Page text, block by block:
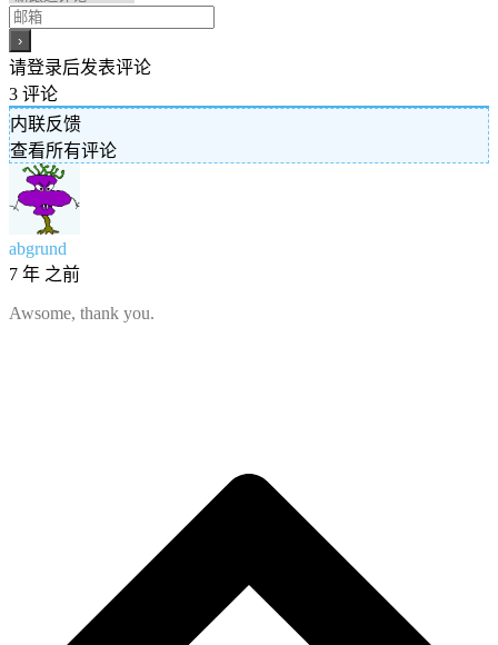
请登录后发表评论
3 评论
内联反馈
查看所有评论
abgrund
7 年 之前
Awsome, thank you.